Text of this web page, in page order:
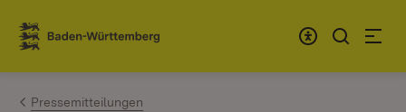
Zum Inhalt springen
Link zur Startseite
Pressemitteilungen